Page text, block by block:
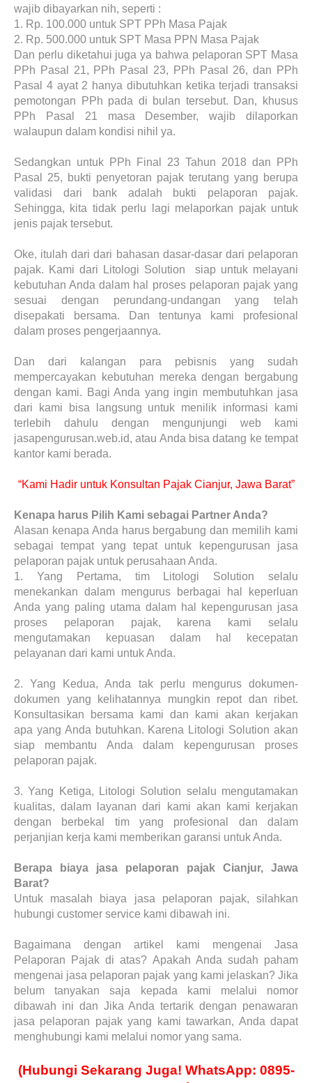
wajib dibayarkan nih, seperti :
1. Rp. 100.000 untuk SPT PPh Masa Pajak
2. Rp. 500.000 untuk SPT Masa PPN Masa Pajak
Dan perlu diketahui juga ya bahwa pelaporan SPT Masa
PPh Pasal 21, PPh Pasal 23, PPh Pasal 26, dan PPh
Pasal 4 ayat 2 hanya dibutuhkan ketika terjadi transaksi
pemotongan PPh pada di bulan tersebut. Dan, khusus
PPh Pasal 21 masa Desember, wajib dilaporkan
walaupun dalam kondisi nihil ya.
Sedangkan untuk PPh Final 23 Tahun 2018 dan PPh
Pasal 25, bukti penyetoran pajak terutang yang berupa
validasi dari bank adalah bukti pelaporan pajak.
Sehingga, kita tidak perlu lagi melaporkan pajak untuk
jenis pajak tersebut.
Oke, itulah dari dari bahasan dasar-dasar dari pelaporan
pajak. Kami dari Litologi Solution siap untuk melayani
kebutuhan Anda dalam hal proses pelaporan pajak yang
sesuai dengan perundang-undangan yang telah
disepakati bersama. Dan tentunya kami profesional
dalam proses pengerjaannya.
Dan dari kalangan para pebisnis yang sudah
mempercayakan kebutuhan mereka dengan bergabung
dengan kami. Bagi Anda yang ingin membutuhkan jasa
dari kami bisa langsung untuk menilik informasi kami
terlebih dahulu dengan mengunjungi web kami
jasapengurusan.web.id, atau Anda bisa datang ke tempat
kantor kami berada.
“Kami Hadir untuk Konsultan Pajak Cianjur, Jawa Barat”
Kenapa harus Pilih Kami sebagai Partner Anda?
Alasan kenapa Anda harus bergabung dan memilih kami
sebagai tempat yang tepat untuk kepengurusan jasa
pelaporan pajak untuk perusahaan Anda.
1.
Yang Pertama, tim Litologi Solution selalu
menekankan dalam mengurus berbagai hal keperluan
Anda yang paling utama dalam hal kepengurusan jasa
proses pelaporan pajak, karena kami selalu
mengutamakan kepuasan dalam hal kecepatan
pelayanan dari kami untuk Anda.
2.
Yang Kedua, Anda tak perlu mengurus dokumen-
dokumen yang kelihatannya mungkin repot dan ribet.
Konsultasikan bersama kami dan kami akan kerjakan
apa yang Anda butuhkan. Karena Litologi Solution akan
siap membantu Anda dalam kepengurusan proses
pelaporan pajak.
3. Yang Ketiga, Litologi Solution selalu mengutamakan
kualitas, dalam layanan dari kami akan kami kerjakan
dengan berbekal tim yang profesional dan dalam
perjanjian kerja kami memberikan garansi untuk Anda.
Berapa biaya jasa pelaporan pajak Cianjur, Jawa
Barat?
Untuk masalah biaya jasa pelaporan pajak, silahkan
hubungi customer service kami dibawah ini.
Bagaimana dengan artikel kami mengenai Jasa
Pelaporan Pajak di atas? Apakah Anda sudah paham
mengenai jasa pelaporan pajak yang kami jelaskan? Jika
belum tanyakan saja kepada kami melalui nomor
dibawah ini dan Jika Anda tertarik dengan penawaran
jasa pelaporan pajak yang kami tawarkan, Anda dapat
menghubungi kami melalui nomor yang sama.
(Hubungi Sekarang Juga! WhatsApp: 0895-